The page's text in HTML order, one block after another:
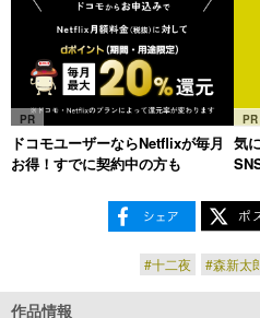
PR
ドコモユーザーならNetflixが毎月
お得！すでに契約中の方も
PR
気
#十二夜 #森新太
作品情報